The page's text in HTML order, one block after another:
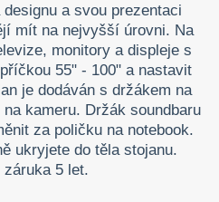
a svou prezentaci
mít na nejvyšší úrovni. Na
monitory a displeje s
55" - 100" a nastavit
je dodáván s držákem na
kameru. Držák soundbaru
za poličku na notebook.
ukryjete do těla stojanu.
záruka 5 let.